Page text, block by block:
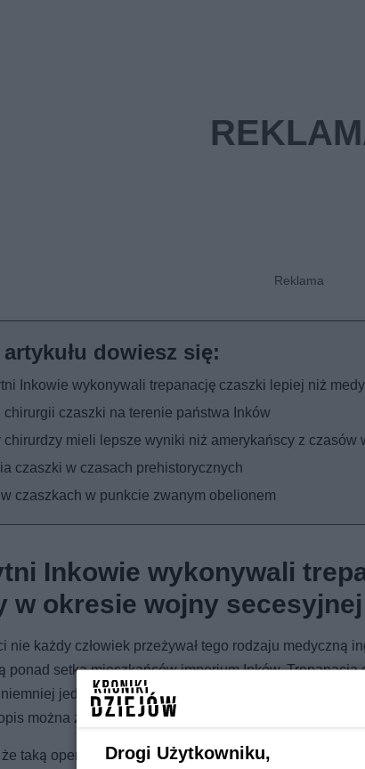
Inkowie wykonywali trepanację czaszki lepiej niż
chirurgii czaszki na terenie państwa Inków
chirurdzy mieli lepsze wyniki niż amerykańscy z czasów
czaszki w czasach prehistorycznych
czaszkach w punkcie zwanym obelionem
Inkowie wykonywali
w okresie wojny secesyjnej
nie każdy człowiek przeżywał tego rodzaju medyczną
ponad setka mieszkańców imperium Inków.
jednak ten zabieg praktykowany był od tysięcy
można znaleźć u Hipokratesa), w prekolumbijskiej
taką operację wykonania otworu w tkance kostnej
Drogi Użytkowniku,